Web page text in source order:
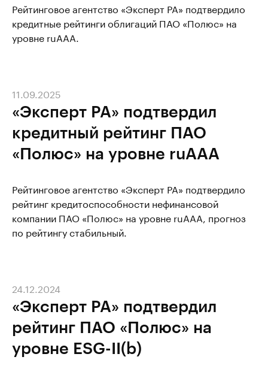
Рейтинговое агентство «Эксперт РА» подтвердило
кредитные рейтинги облигаций ПАО «Полюс» на
уровне ruAAA.
«Эксперт РА» подтвердил
кредитный рейтинг ПАО
«Полюс» на уровне ruAАA
11.09.2025
Рейтинговое агентство «Эксперт РА» подтвердило
рейтинг кредитоспособности нефинансовой
компании ПАО «Полюс» на уровне ruAАA, прогноз
по рейтингу стабильный.
«Эксперт РА» подтвердил
рейтинг ПАО «Полюс» на
уровне ESG-II(b)
24.12.2024